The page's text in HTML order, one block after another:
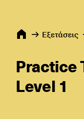
Εξετάσεις
Practice
Level 1